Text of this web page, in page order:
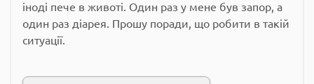
іноді пече в животі. Один раз у мене був запор, а
один раз діарея. Прошу поради, що робити в такій
ситуації.